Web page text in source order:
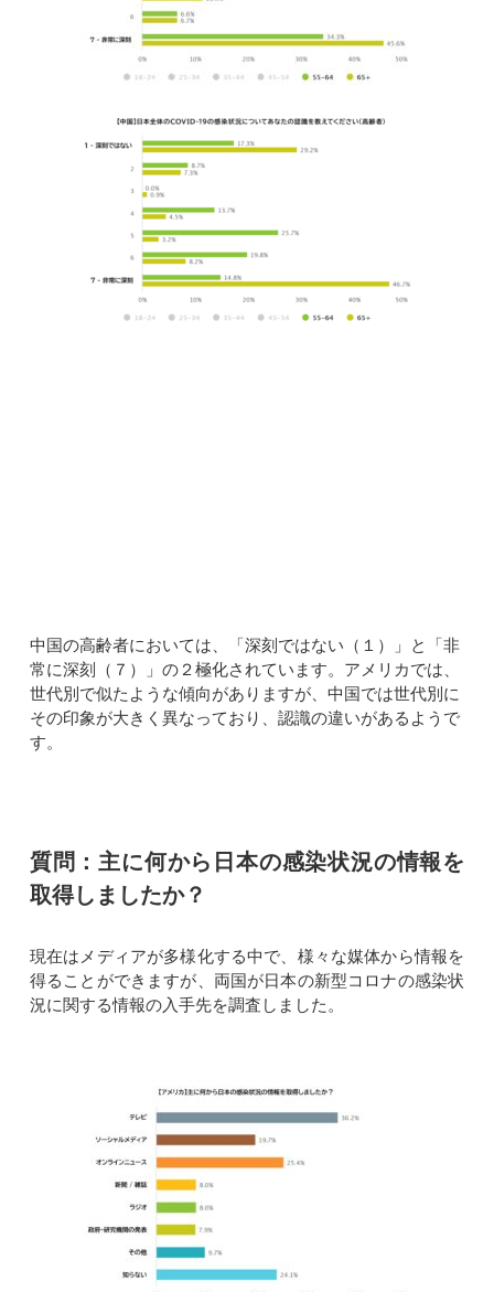
中国の高齢者においては、「深刻ではない（１）」と「非
常に深刻（７）」の２極化されています。アメリカでは、
世代別で似たような傾向がありますが、中国では世代別に
その印象が大きく異なっており、認識の違いがあるようで
す。
質問：主に何から日本の感染状況の情報を
取得しましたか？
現在はメディアが多様化する中で、様々な媒体から情報を
得ることができますが、両国が日本の新型コロナの感染状
況に関する情報の入手先を調査しました。